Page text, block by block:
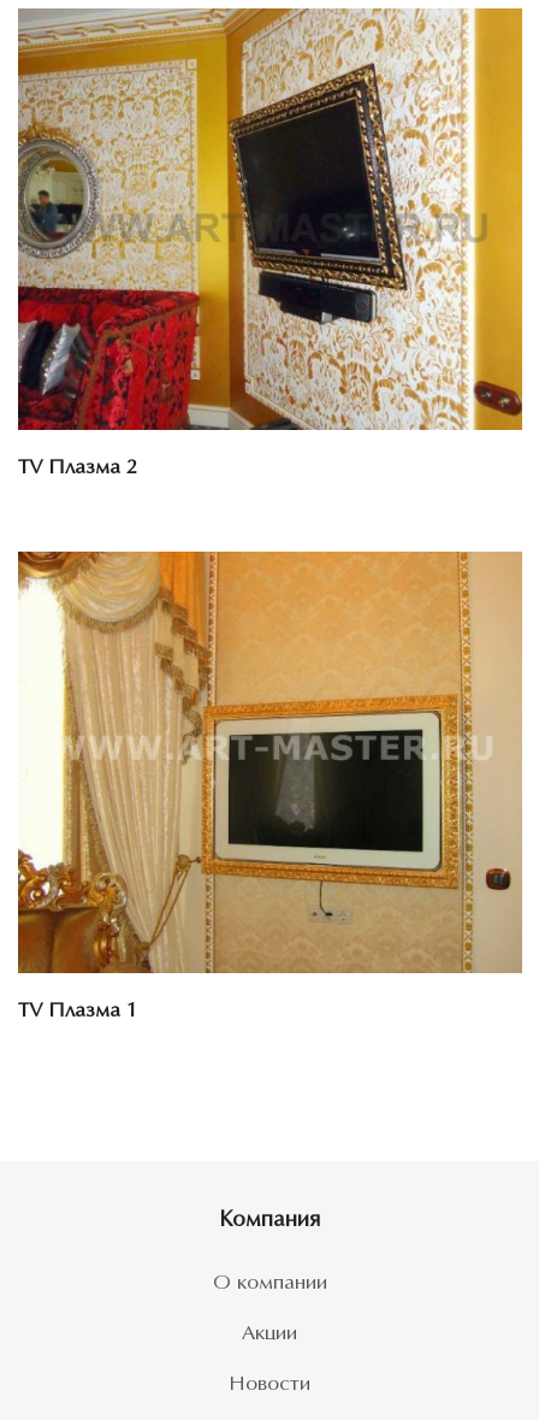
Смотреть проект
TV Плазма 2
Смотреть проект
TV Плазма 1
Компания
О компании
Акции
Новости